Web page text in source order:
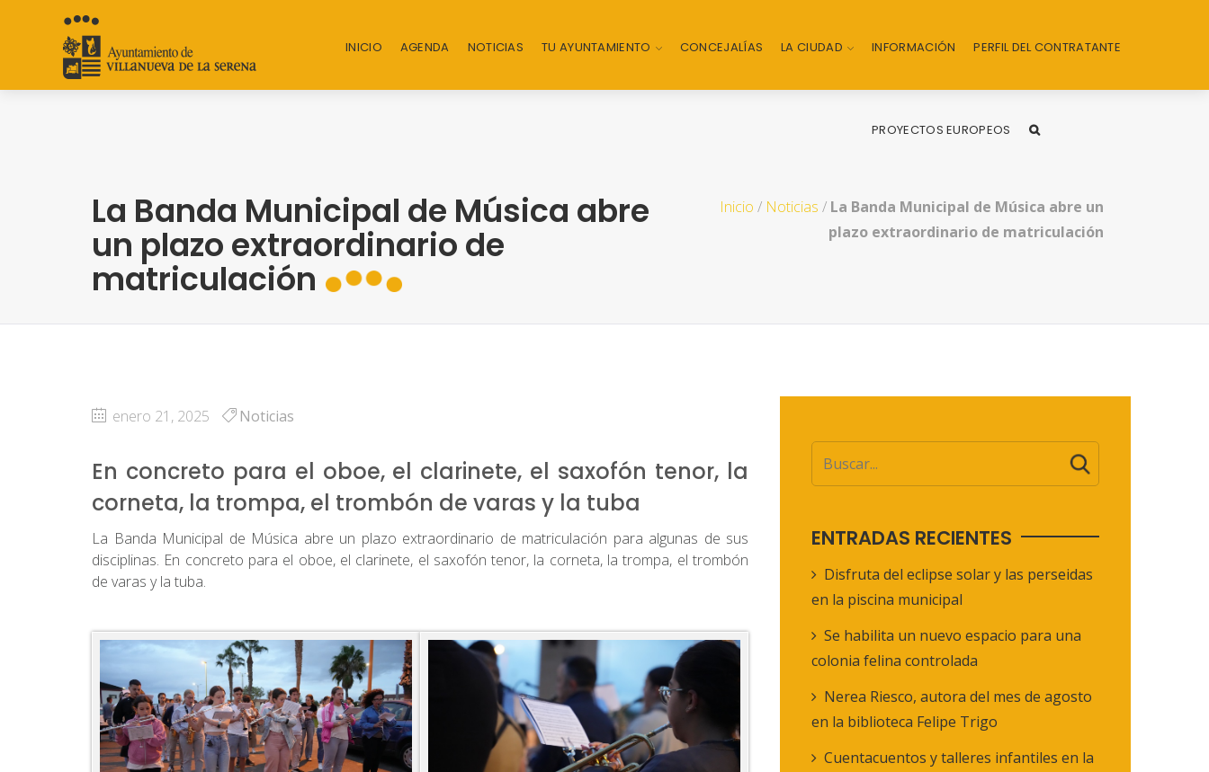
INICIO AGENDA NOTICIAS TU AYUNTAMIENTO CONCEJALÍAS LA CIUDAD INFORMACIÓN PERFIL DEL CONTRATANTE
PROYECTOS EUROPEOS
La Banda Municipal de Música abre
un plazo extraordinario de
matriculación
Inicio / Noticias / La Banda Municipal de Música abre un
plazo extraordinario de matriculación
enero 21, 2025 Noticias
En concreto para el oboe, el clarinete, el saxofón tenor, la
corneta, la trompa, el trombón de varas y la tuba
La Banda Municipal de Música abre un plazo extraordinario de matriculación para algunas de sus
disciplinas. En concreto para el oboe, el clarinete, el saxofón tenor, la corneta, la trompa, el trombón
de varas y la tuba.
ENTRADAS RECIENTES
Disfruta del eclipse solar y las perseidas
en la piscina municipal
Se habilita un nuevo espacio para una
colonia felina controlada
Nerea Riesco, autora del mes de agosto
en la biblioteca Felipe Trigo
Cuentacuentos y talleres infantiles en la